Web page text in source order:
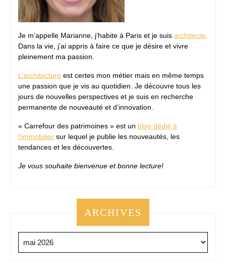
Je m’appelle Marianne, j’habite à Paris et je suis architecte.
Dans la vie, j’ai appris à faire ce que je désire et vivre
pleinement ma passion.
L’architecture est certes mon métier mais en même temps
une passion que je vis au quotidien. Je découvre tous les
jours de nouvelles perspectives et je suis en recherche
permanente de nouveauté et d’innovation.
« Carrefour des patrimoines » est un blog dédié à
l’immobilier sur lequel je publie les nouveautés, les
tendances et les découvertes.
Je vous souhaite bienvenue et bonne lecture!
ARCHIVES